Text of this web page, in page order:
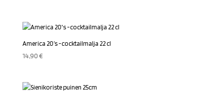
America 20’s -cocktailmalja 22 cl
14,90€